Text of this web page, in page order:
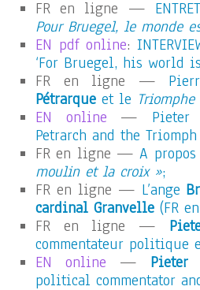
FR en ligne —
Pour Bruegel, le monde
EN pdf online:
‘For Bruegel, his world
FR en ligne —
Pétrarque et le
EN online —
Petrarch and the
FR en ligne —A
moulin et la croix »;
FR en ligne — L’ange
cardinal Granvelle (FR
FR en ligne —
commentateur politique
EN online — Pieter
political commentator